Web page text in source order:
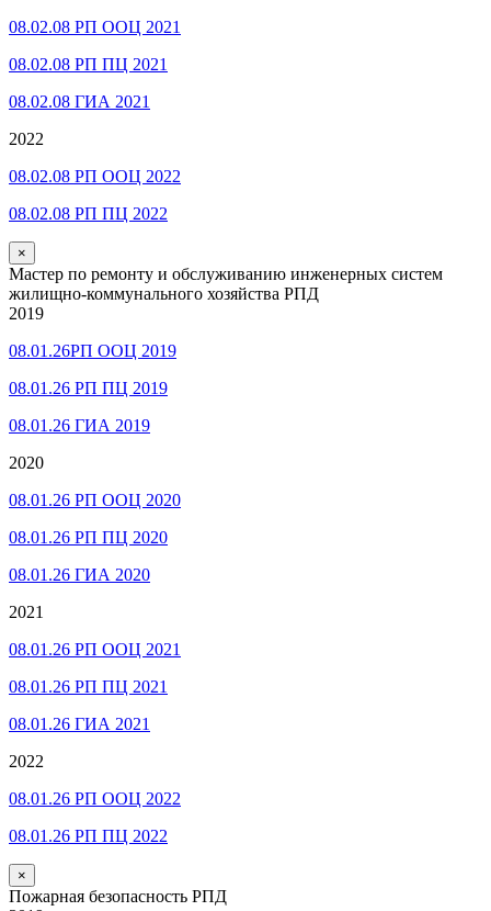
08.02.08 РП ООЦ 2021
08.02.08 РП ПЦ 2021
08.02.08 ГИА 2021
2022
08.02.08 РП ООЦ 2022
08.02.08 РП ПЦ 2022
×
Мастер по ремонту и обслуживанию инженерных систем
жилищно-коммунального хозяйства РПД
2019
08.01.26РП ООЦ 2019
08.01.26 РП ПЦ 2019
08.01.26 ГИА 2019
2020
08.01.26 РП ООЦ 2020
08.01.26 РП ПЦ 2020
08.01.26 ГИА 2020
2021
08.01.26 РП ООЦ 2021
08.01.26 РП ПЦ 2021
08.01.26 ГИА 2021
2022
08.01.26 РП ООЦ 2022
08.01.26 РП ПЦ 2022
×
Пожарная безопасность РПД